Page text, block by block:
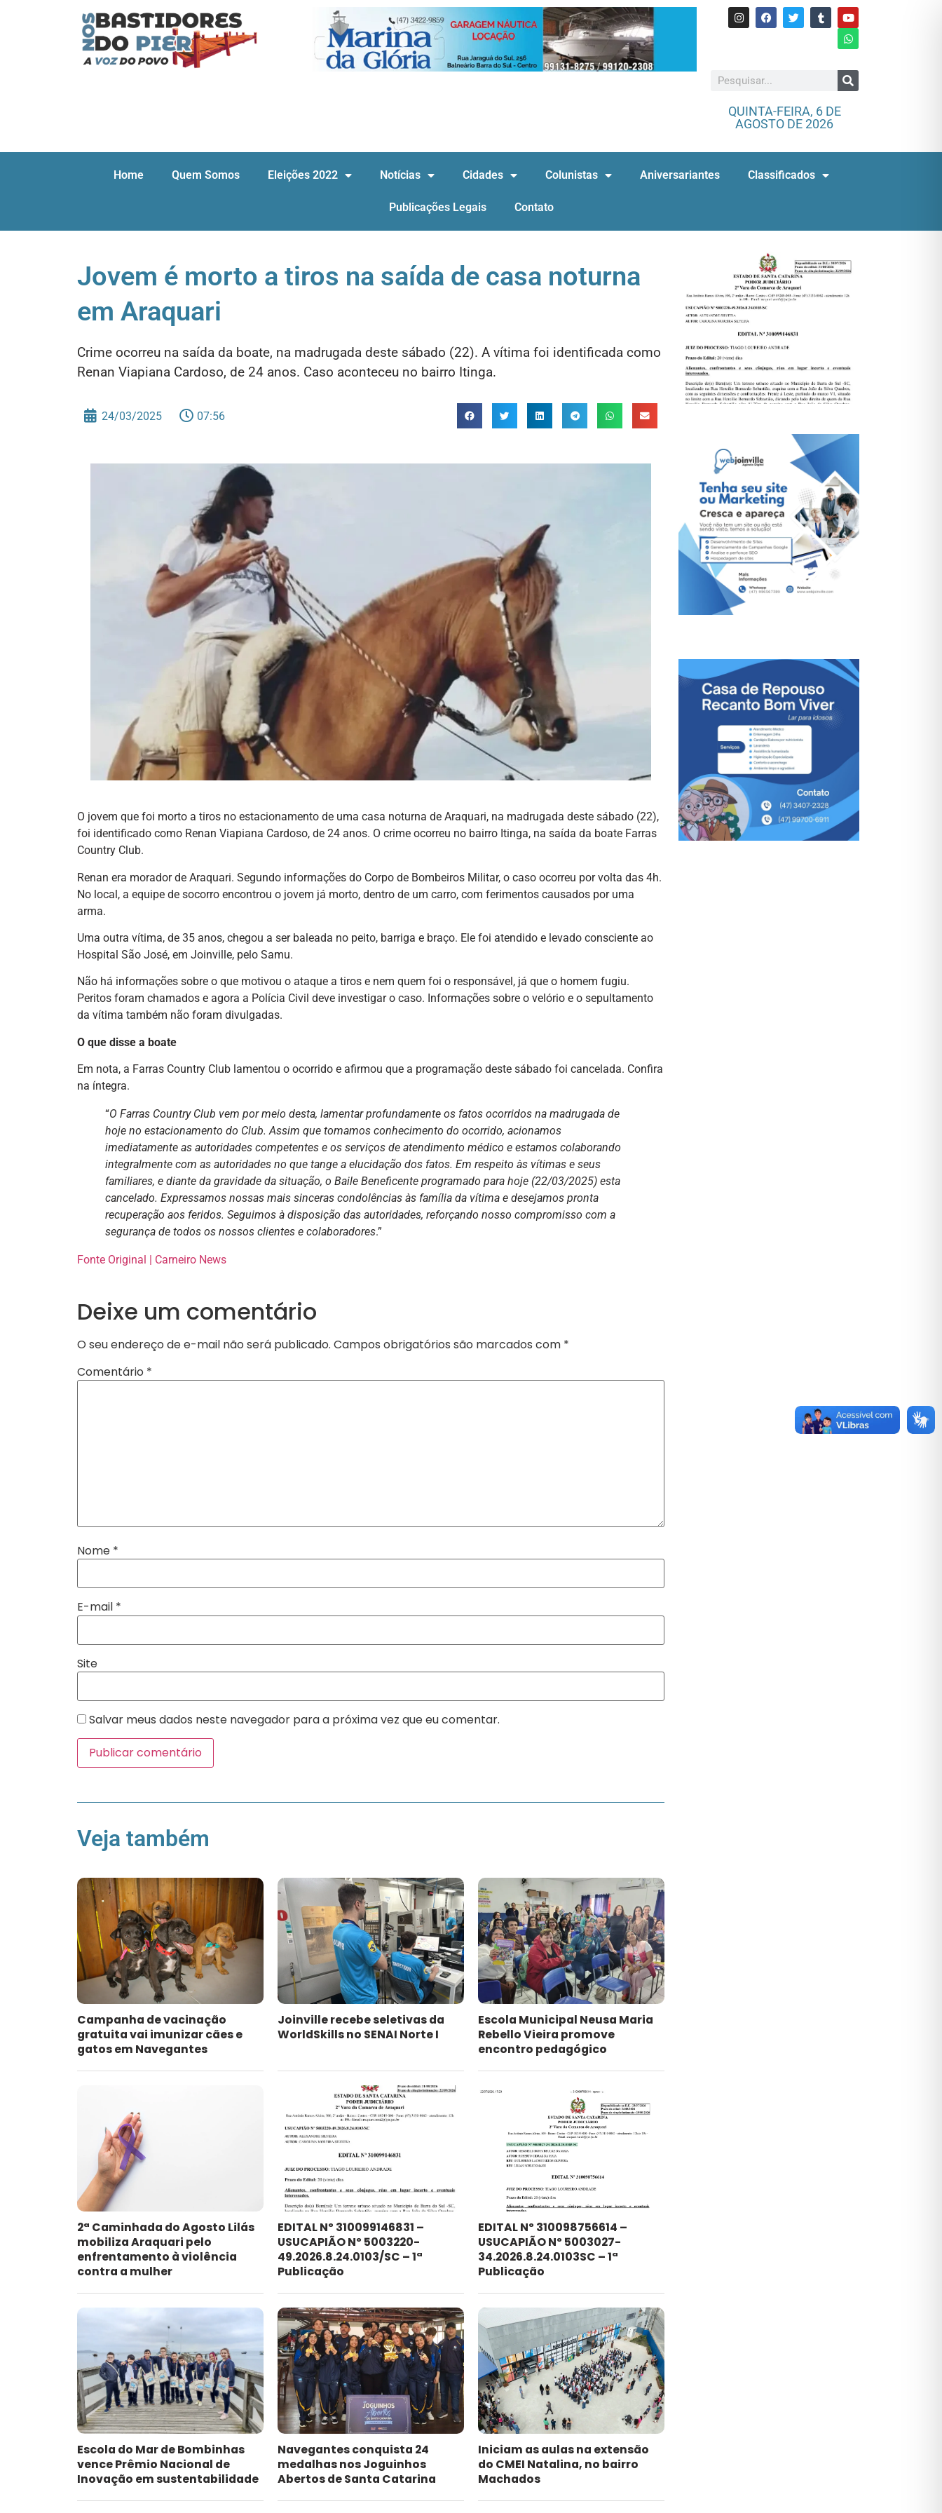
QUINTA-FEIRA, 6 DE
AGOSTO DE 2026
Home Quem Somos Eleições 2022 Notícias Cidades Colunistas Aniversariantes Classificados
Publicações Legais Contato
Jovem é morto a tiros na saída de casa noturna
em Araquari
Crime ocorreu na saída da boate, na madrugada deste sábado (22). A vítima foi identificada como
Renan Viapiana Cardoso, de 24 anos. Caso aconteceu no bairro Itinga.
24/03/2025 07:56
O jovem que foi morto a tiros no estacionamento de uma casa noturna de Araquari, na madrugada deste sábado (22),
foi identificado como Renan Viapiana Cardoso, de 24 anos. O crime ocorreu no bairro Itinga, na saída da boate Farras
Country Club.
Renan era morador de Araquari. Segundo informações do Corpo de Bombeiros Militar, o caso ocorreu por volta das 4h.
No local, a equipe de socorro encontrou o jovem já morto, dentro de um carro, com ferimentos causados por uma
arma.
Uma outra vítima, de 35 anos, chegou a ser baleada no peito, barriga e braço. Ele foi atendido e levado consciente ao
Hospital São José, em Joinville, pelo Samu.
Não há informações sobre o que motivou o ataque a tiros e nem quem foi o responsável, já que o homem fugiu.
Peritos foram chamados e agora a Polícia Civil deve investigar o caso. Informações sobre o velório e o sepultamento
da vítima também não foram divulgadas.
O que disse a boate
Em nota, a Farras Country Club lamentou o ocorrido e afirmou que a programação deste sábado foi cancelada. Confira
na íntegra.
“O Farras Country Club vem por meio desta, lamentar profundamente os fatos ocorridos na madrugada de
hoje no estacionamento do Club. Assim que tomamos conhecimento do ocorrido, acionamos
imediatamente as autoridades competentes e os serviços de atendimento médico e estamos colaborando
integralmente com as autoridades no que tange a elucidação dos fatos. Em respeito às vítimas e seus
familiares, e diante da gravidade da situação, o Baile Beneficente programado para hoje (22/03/2025) esta
cancelado. Expressamos nossas mais sinceras condolências às família da vítima e desejamos pronta
recuperação aos feridos. Seguimos à disposição das autoridades, reforçando nosso compromisso com a
segurança de todos os nossos clientes e colaboradores.”
Fonte Original | Carneiro News
Deixe um comentário
O seu endereço de e-mail não será publicado. Campos obrigatórios são marcados com *
Comentário *
Nome *
E-mail *
Site
Salvar meus dados neste navegador para a próxima vez que eu comentar.
Veja também
Campanha de vacinação
gratuita vai imunizar cães e
gatos em Navegantes
Joinville recebe seletivas da
WorldSkills no SENAI Norte I
Escola Municipal Neusa Maria
Rebello Vieira promove
encontro pedagógico
2ª Caminhada do Agosto Lilás
mobiliza Araquari pelo
enfrentamento à violência
contra a mulher
EDITAL Nº 310099146831 –
USUCAPIÃO Nº 5003220-
49.2026.8.24.0103/SC – 1ª
Publicação
EDITAL Nº 310098756614 –
USUCAPIÃO Nº 5003027-
34.2026.8.24.0103SC – 1ª
Publicação
Escola do Mar de Bombinhas
vence Prêmio Nacional de
Inovação em sustentabilidade
Navegantes conquista 24
medalhas nos Joguinhos
Abertos de Santa Catarina
Iniciam as aulas na extensão
do CMEI Natalina, no bairro
Machados